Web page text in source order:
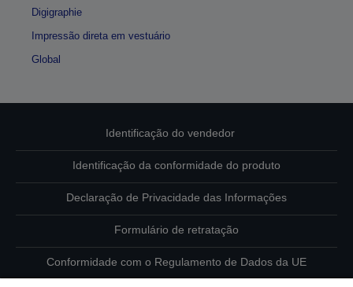
Digigraphie
Impressão direta em vestuário
Global
Identificação do vendedor
Identificação da conformidade do produto
Declaração de Privacidade das Informações
Formulário de retratação
Conformidade com o Regulamento de Dados da UE